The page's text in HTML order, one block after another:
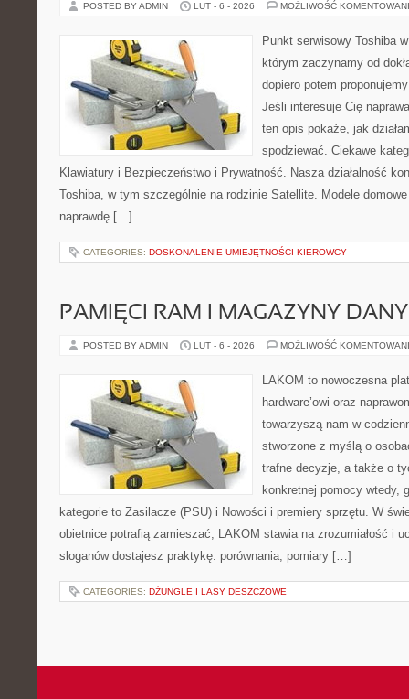
POSTED BY ADMIN LUT - 6 - 2026 MOŻLIWOŚĆ
Punkt serwisowy Toshiba
którym zaczynamy od
dopiero potem
Jeśli interesuje Cię
ten opis pokaże, jak
spodziewać. Ciekawe
Klawiatury i Bezpieczeństwo i Prywatność. Nasza działalność
Toshiba, w tym szczególnie na rodzinie Satellite. Modele
naprawdę […]
CATEGORIES: DOSKONALENIE UMIEJĘTNOŚCI KIEROWCY
PAMIĘCI RAM I MAGAZYNY
POSTED BY ADMIN LUT - 6 - 2026 MOŻLIWOŚĆ
LAKOM to nowoczesna
hardware’owi oraz
towarzyszą nam w
stworzone z myślą o
trafne decyzje, a także o
konkretnej pomocy wtedy,
kategorie to Zasilacze (PSU) i Nowości i premiery sprzętu. W
obietnice potrafią zamieszać, LAKOM stawia na zrozumiałość i
sloganów dostajesz praktykę: porównania, pomiary […]
CATEGORIES: DŻUNGLE I LASY DESZCZOWE